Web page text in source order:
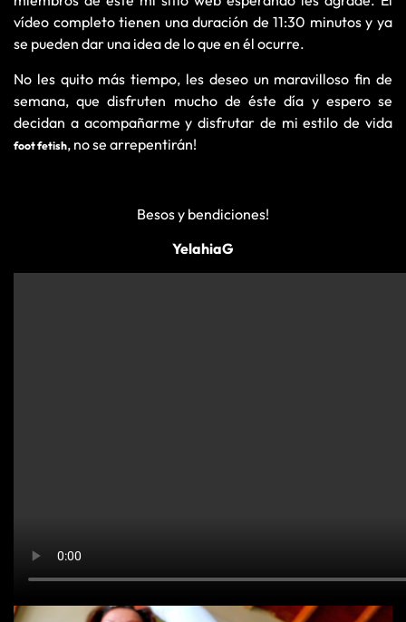
vídeo completo tienen una duración de 11:30 minutos y ya
se pueden dar una idea de lo que en él ocurre.
No les quito más tiempo, les deseo un maravilloso fin de
semana, que disfruten mucho de éste día y espero se
decidan a acompañarme y disfrutar de mi estilo de vida
foot fetish, no se arrepentirán!
Besos y bendiciones!
YelahiaG